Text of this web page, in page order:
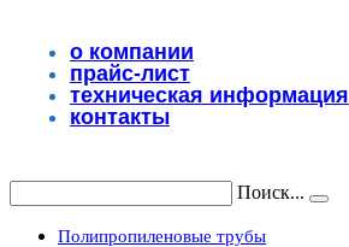
содержимомуо компании
прайс-лист
техническая информация
контакты
Поиск...
Полипропиленовые трубы